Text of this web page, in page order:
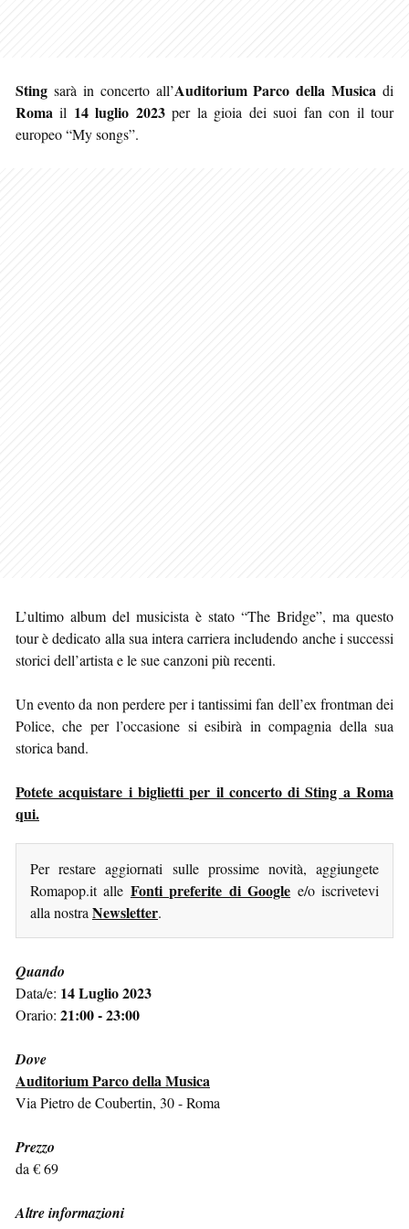
Sting sarà in concerto all’Auditorium Parco della Musica di
Roma il 14 luglio 2023per la gioia dei suoi fan con il tour
europeo “My songs”.
L’ultimo album del musicista è stato “The Bridge”, ma questo
tour è dedicato alla sua intera carriera includendo anche i successi
storici dell’artista e le sue canzoni più recenti.
Un evento da non perdere per i tantissimi fan dell’ex frontman dei
Police, che per l’occasione si esibirà in compagnia della sua
storica band.
Potete acquistare i biglietti per il concerto di Sting a Roma
qui.
Per restare aggiornati sulle prossime novità, aggiungete
Romapop.it alle Fonti preferite di Google e/o iscrivetevi
alla nostra Newsletter.
Quando
Data/e: 14 Luglio 2023
Orario: 21:00 - 23:00
Dove
Auditorium Parco della Musica
Via Pietro de Coubertin, 30 - Roma
Prezzo
da € 69
Altre informazioni